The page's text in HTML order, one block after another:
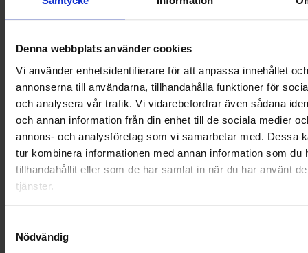
Denna webbplats använder cookies
Vi använder enhetsidentifierare för att anpassa innehållet och
annonserna till användarna, tillhandahålla funktioner för
och analysera vår trafik. Vi vidarebefordrar även sådana
och annan information från din enhet till de sociala medier
annons- och analysföretag som vi samarbetar med. Dessa
tur kombinera informationen med annan information som du
tillhandahållit eller som de har samlat in när du har använt
tjänster.
Nödvändig
OHLSSONSKOLLEGOR
RENHÅLLNING
SAMARBETEN
SOCIALT ANSVAR
VELLINGE